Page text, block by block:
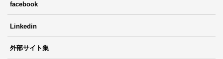
facebook
Linkedin
外部サイト集